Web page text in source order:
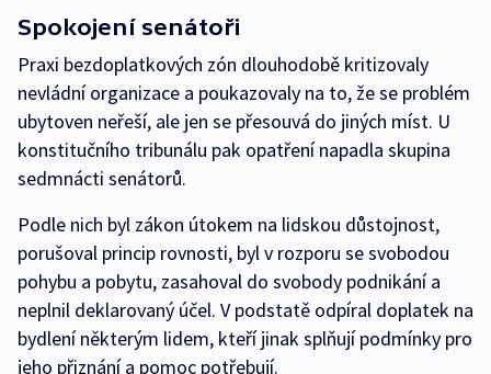
Spokojení senátoři
Praxi bezdoplatkových zón dlouhodobě kritizovaly
nevládní organizace a poukazovaly na to, že se problém
ubytoven neřeší, ale jen se přesouvá do jiných míst. U
konstitučního tribunálu pak opatření napadla skupina
sedmnácti senátorů.
Podle nich byl zákon útokem na lidskou důstojnost,
porušoval princip rovnosti, byl v rozporu se svobodou
pohybu a pobytu, zasahoval do svobody podnikání a
neplnil deklarovaný účel. V podstatě odpíral doplatek na
bydlení některým lidem, kteří jinak splňují podmínky pro
jeho přiznání a pomoc potřebují.